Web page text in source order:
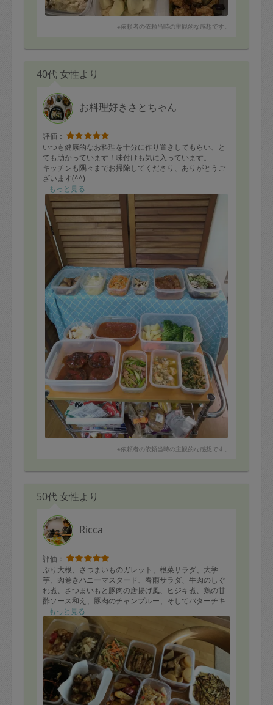
※依頼者の依頼当時の主観的な感想です。
40代 女性より
お料理好きさとちゃん
評価：
いつも健康的なお料理を十分に作り置きしてもらい、と
ても助かっています！味付けも気に入っています。
キッチンも隅々までお掃除してくださり、ありがとうご
ざいます(^^)
もっと見る
※依頼者の依頼当時の主観的な感想です。
50代 女性より
Ricca
評価：
ぶり大根、さつまいものガレット、根菜サラダ、大学
芋、肉巻きハニーマスタード、春雨サラダ、牛肉のしぐ
れ煮、さつまいもと豚肉の唐揚げ風、ヒジキ煮、鶏の甘
酢ソース和え、豚肉のチャンプルー、そしてバターチキ
ンカレー。買い物含めて３時間で12品も作ってください
ました！手際もよく、キッチンからの美味しい匂いには
やく味見をしたい衝動に駆られました。もちろん美味し
いです♪またお願いしたいと思います。ありがとうござい
ました！
もっと見る